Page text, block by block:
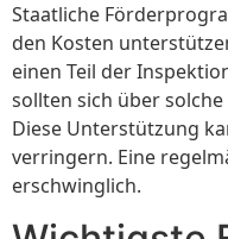
Staatliche
den Kosten
einen Teil der
sollten sich über
Diese Unterstützung
verringern. Eine
erschwinglich.